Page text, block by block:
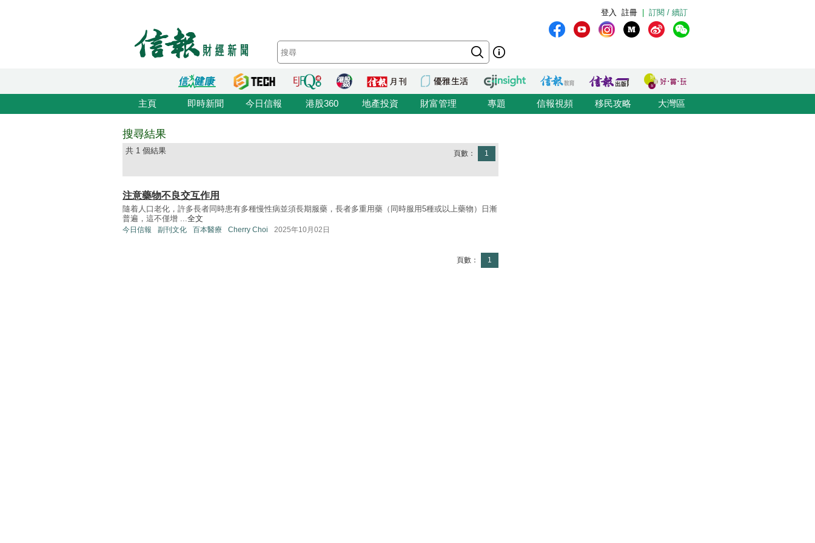
訂閱 / 續訂
註冊
登入
主頁 即時新聞 今日信報 港股360 地產投資 財富管理 專題 信報視頻 移民攻略 大灣區
搜尋結果
共 1 個結果 頁數： 1
注意藥物不良交互作用
隨着人口老化，許多長者同時患有多種慢性病並須長期服藥，長者多重用藥（同時服用5種或以上藥物）日漸
普遍，這不僅增 ...全文
今日信報 副刊文化 百本醫療 Cherry Choi 2025年10月02日
頁數： 1